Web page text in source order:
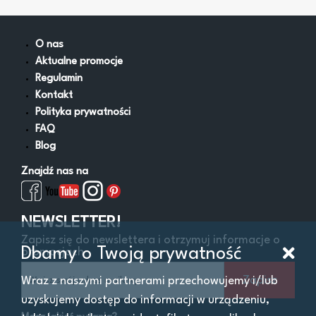
Równiarki
Rozściełacze asfaltu
Spycharki
Walce
Wozidła
Zagęszczarki
Ładowarki
Cena Od: Do: zł
Lokalizacja
Województwo
O nas
Aktualne promocje
Regulamin
Kontakt
Polityka prywatności
FAQ
Blog
Znajdź nas na
NEWSLETTER!
Zapisz się do newslettera i otrzymuj informacje o
promocjach
Zapisz
Dbamy o Twoją prywatność
Wraz z naszymi partnerami przechowujemy i/lub
uzyskujemy dostęp do informacji w urządzeniu,